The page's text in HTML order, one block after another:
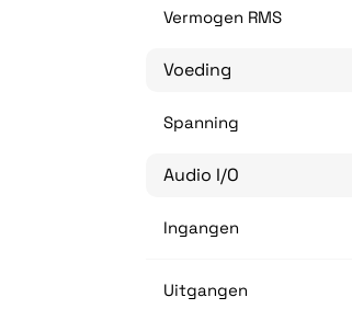
Vermogen RMS
Voeding
Spanning
Audio I/O
Ingangen
Uitgangen